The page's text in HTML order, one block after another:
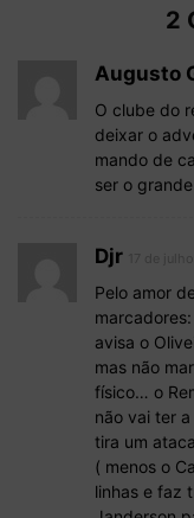
2
Augusto
O clube do
deixar o
mando de
ser o
Djr
Pelo amor
avisa o
mas não
físico… o
não vai ter
tira um
( menos o
linhas e faz